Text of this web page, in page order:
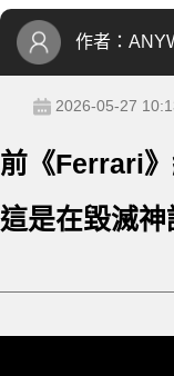
作者：
2026-05-27
前《Ferrari
這是在毀滅